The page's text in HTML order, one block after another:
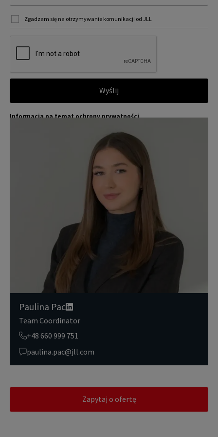
Zgadzam się na otrzymywanie komunikacji od JLL
Wyślij
Informacja na temat ochrony prywatności
iązanymi jest wiodącym globalnym dostawcą usług w zakresie zar
ządzania nieruchomościami i inwestycjami. Poważnie traktujemy
obowiązek ochrony przekazywanych nam danych osobowych.
Dane osobowe, które zbieramy od użytkowników, służą do zapew
nienia im dostępu do portalu magazyny.pl, umożliwienia im korzy
stania z portalu, a także, za ich zgodą, do wysyłania im komunika
Dokładamy wszelkich starań, aby dane osobowe były bezpieczne,
zapewniamy odpowiedni poziom ich ochrony i przechowujemy je
tylko przez czas niezbędny do realizacji zapytania z uzasadnionyc
h powodów biznesowych lub prawnych. Następnie usuwamy je w s
posób bezpieczny i pewny. Aby uzyskać więcej informacji na temat
danych osobowych przetwarzanych przez JLL, prosimy zapoznać
zasadami ochrony prywatności.
Paulina Pac
Team Coordinator
+48 660 999 751
paulina.pac@jll.com
Zapytaj o ofertę